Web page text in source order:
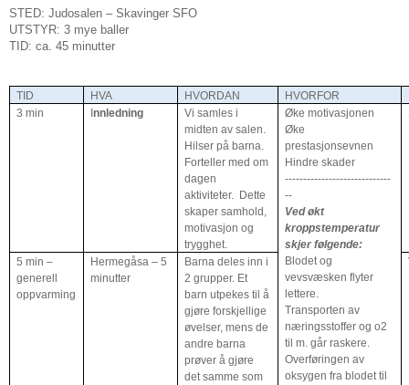
STED: Judosalen – Skavinger SFO
UTSTYR: 3 mye baller
TID: ca. 45 minutter
TID HVA HVORDAN HVORFOR
3 min
Innledning
Vi samles i
midten av salen.
Hilser på barna.
Forteller med om
dagen
aktiviteter. Dette
skaper samhold,
motivasjon og
trygghet.
Øke motivasjonen
Øke
prestasjonsevnen
Hindre skader
-----------------------------
--
Ved økt
kroppstemperatur
skjer følgende:
Blodet og
vevsvæsken flyter
lettere.
Transporten av
næringsstoffer og o2
til m. går raskere.
Overføringen av
oksygen fra blodet til
5 min –
generell
oppvarming
Hermegåsa – 5
minutter
Barna deles inn i
2 grupper. Et
barn utpekes til å
gjøre forskjellige
øvelser, mens de
andre barna
prøver å gjøre
det samme som